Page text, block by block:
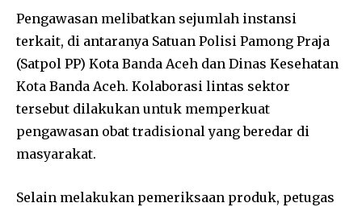
Pengawasan melibatkan sejumlah instansi
terkait, di antaranya Satuan Polisi Pamong Praja
(Satpol PP) Kota Banda Aceh dan Dinas Kesehatan
Kota Banda Aceh. Kolaborasi lintas sektor
tersebut dilakukan untuk memperkuat
pengawasan obat tradisional yang beredar di
masyarakat.
Selain melakukan pemeriksaan produk, petugas